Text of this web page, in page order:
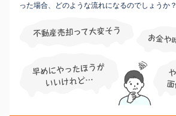
った場合、どのような流れになるのでしょうか？